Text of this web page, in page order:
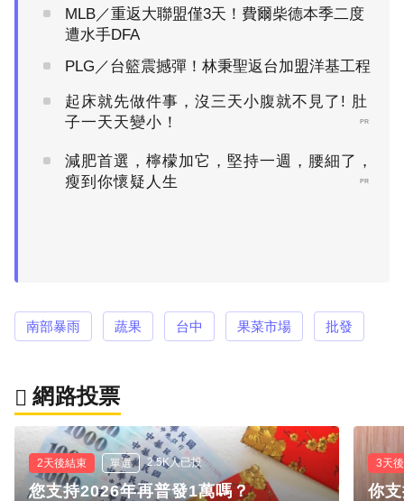
MLB／重返大聯盟僅3天！費爾柴德本季二度
遭水手DFA
PLG／台籃震撼彈！林秉聖返台加盟洋基工程
起床就先做件事，沒三天小腹就不見了! 肚
子一天天變小！
PR
減肥首選，檸檬加它，堅持一週，腰細了，
瘦到你懷疑人生
PR
南部暴雨 蔬果 台中 果菜市場 批發
網路投票
2天後結束 單選 2.5K人已投
您支持2026年再普發1萬嗎？
3天
你